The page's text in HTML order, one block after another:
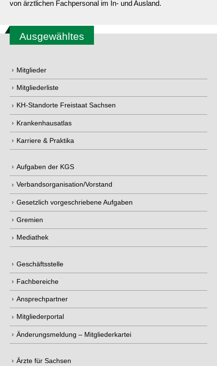
Ausgewähltes
Mitgliederliste
KH-Standorte Freistaat Sachsen
Krankenhausatlas
Karriere & Praktika
Verbandsorganisation/Vorstand
Gesetzlich vorgeschriebene Aufgaben
Gremien
Mediathek
Fachbereiche
Ansprechpartner
Mitgliederportal
Änderungsmeldung – Mitgliederkartei